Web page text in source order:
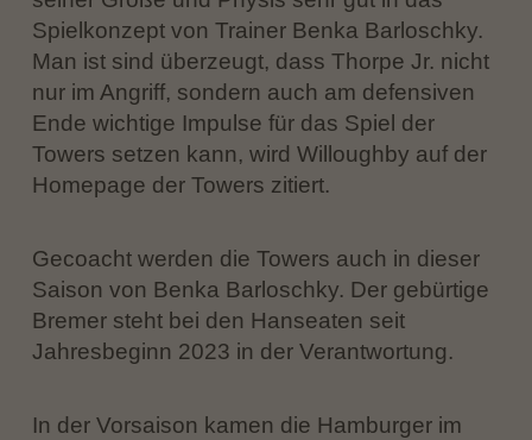
Spielkonzept von Trainer Benka Barloschky.
Man ist sind überzeugt, dass Thorpe Jr. nicht
nur im Angriff, sondern auch am defensiven
Ende wichtige Impulse für das Spiel der
Towers setzen kann, wird Willoughby auf der
Homepage der Towers zitiert.
Gecoacht werden die Towers auch in dieser
Saison von Benka Barloschky. Der gebürtige
Bremer steht bei den Hanseaten seit
Jahresbeginn 2023 in der Verantwortung.
In der Vorsaison kamen die Hamburger im